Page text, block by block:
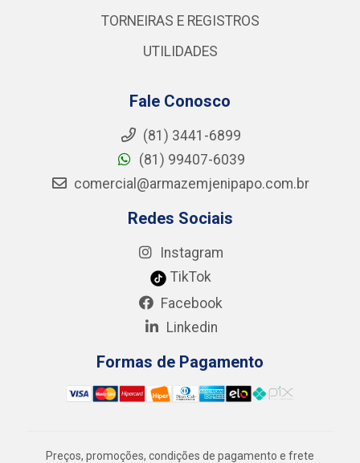
TORNEIRAS E REGISTROS
UTILIDADES
Fale Conosco
(81) 3441-6899
(81) 99407-6039
comercial@armazemjenipapo.com.br
Redes Sociais
Instagram
TikTok
Facebook
Linkedin
Formas de Pagamento
Preços, promoções, condições de pagamento e frete